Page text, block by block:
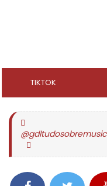
TIKTOK
@gdltudosobremusic